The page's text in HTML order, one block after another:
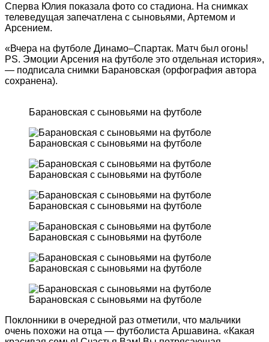
Сперва Юлия показала фото со стадиона. На снимках
телеведущая запечатлена с сыновьями, Артемом и
Арсением.
«Вчера на футболе Динамо–Спартак. Матч был огонь!
PS. Эмоции Арсения на футболе это отдельная история»,
— подписала снимки Барановская (орфография автора
сохранена).
Барановская с сыновьями на футболе
Барановская с сыновьями на футболе
Барановская с сыновьями на футболе
Барановская с сыновьями на футболе
Барановская с сыновьями на футболе
Барановская с сыновьями на футболе
Барановская с сыновьями на футболе
Поклонники в очередной раз отметили, что мальчики
очень похожи на отца — футболиста Аршавина. «Какая